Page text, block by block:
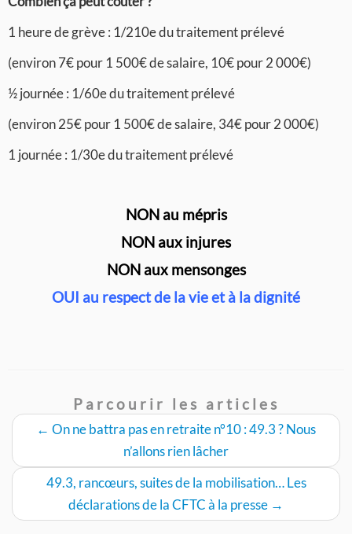
1 heure de grève : 1/210e du traitement prélevé
(environ 7€ pour 1 500€ de salaire, 10€ pour 2 000€)
½ journée : 1/60e du traitement prélevé
(environ 25€ pour 1 500€ de salaire, 34€ pour 2 000€)
1 journée : 1/30e du traitement prélevé
NON au mépris
NON aux injures
NON aux mensonges
OUI au respect de la vie et à la dignité
Parcourir les articles
← On ne battra pas en retraite n°10 : 49.3 ? Nous
n’allons rien lâcher
49.3, rancœurs, suites de la mobilisation… Les
déclarations de la CFTC à la presse →